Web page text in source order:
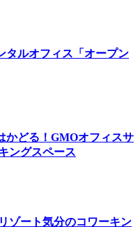
タルオフィス「オープン
かどる！GMOオフィスサ
ングスペース
ゾート気分のコワーキン